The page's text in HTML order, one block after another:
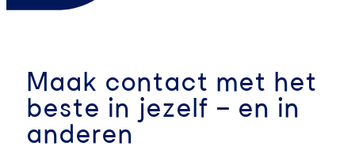
Maak contact met het
beste in jezelf – en in
anderen